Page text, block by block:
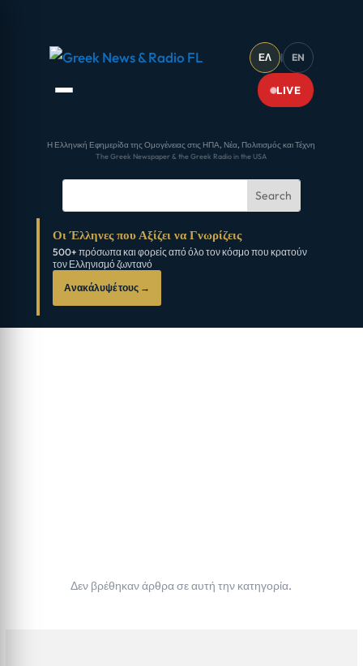
ΕΛ | EN
LIVE
Η Ελληνική Εφημερίδα της Ομογένειας στις ΗΠΑ, Νέα, Πολιτισμός και Τέχνη
The Greek Newspaper & the Greek Radio in the USA
Οι Έλληνες που Αξίζει να Γνωρίζεις
500+ πρόσωπα και φορείς από όλο τον κόσμο που κρατούν
τον Ελληνισμό ζωντανό
Ανακάλυψέ τους →
Δεν βρέθηκαν άρθρα σε αυτή την κατηγορία.